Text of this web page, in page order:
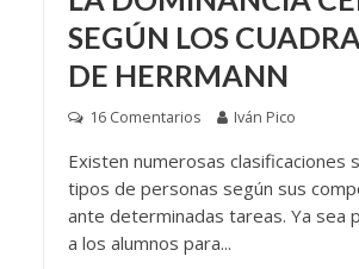
SEGÚN LOS
DE HERRMANN
16 Comentarios Iván Pico
Existen numerosas clasificaciones
tipos de personas según sus
ante determinadas tareas. Ya sea
a los alumnos para...